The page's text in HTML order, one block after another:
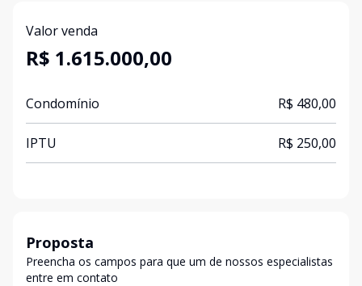
Valor venda
R$ 1.615.000,00
Condomínio R$ 480,00
IPTU R$ 250,00
Proposta
Preencha os campos para que um de nossos especialistas
entre em contato